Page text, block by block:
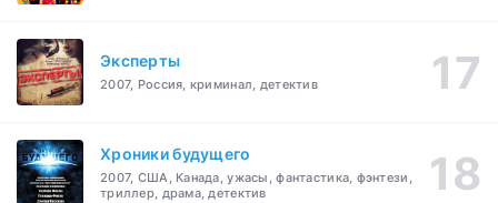
Эксперты
2007, Россия, криминал, детектив
Хроники будущего
2007, США, Канада, ужасы, фантастика, фэнтези,
триллер, драма, детектив